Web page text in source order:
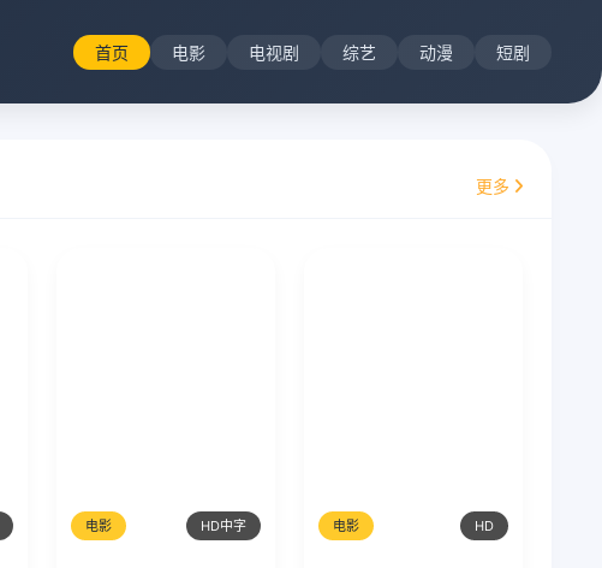
首页 电影 电视剧 综艺 动漫 短剧
更多
电影 HD中字 电影 HD